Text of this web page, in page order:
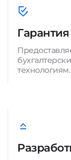
технологиям.